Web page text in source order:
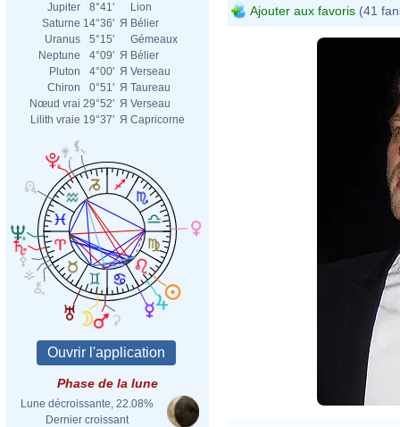
Jupiter
8°41'
Lion
Saturne 14°36' Я Bélier
Uranus
5°15'
Gémeaux
Neptune
4°09' Я Bélier
Pluton
4°00' Я Verseau
Chiron
0°51' Я Taureau
Nœud vrai 29°52' Я Verseau
Lilith vraie 19°37' Я Capricorne
Phase de la lune
Lune décroissante, 22.08%
Dernier croissant
Ajouter aux favoris (41